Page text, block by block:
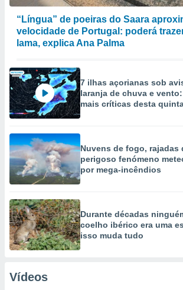
“Língua” de poeiras do Saara
velocidade de Portugal: poderá
lama, explica Ana Palma
7 ilhas açorianas sob
laranja de chuva e
mais críticas desta
Nuvens de fogo, rajadas
perigoso fenómeno
por mega-incêndios
Durante décadas
coelho ibérico era uma
isso muda tudo
Vídeos